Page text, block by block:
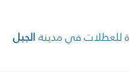
للعطلات في مدينة الجبل